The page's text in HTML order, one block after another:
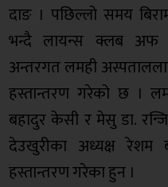
दाङ । पछिल्लो समय
भन्दै लायन्स क्लब अफ
अन्तरगत लमही
हस्तान्तरण गरेको छ ।
बहादुर केसी र मेसु डा.
देउखुरीका अध्यक्ष रेशम
हस्तान्तरण गरेका हुन ।